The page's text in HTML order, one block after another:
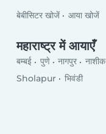
बेबीसिटर खोजें आया खोजें
महाराष्ट्र में आयाएँ
बम्बई पुणे नागपुर नाशीक
Sholapur
भिवंडी